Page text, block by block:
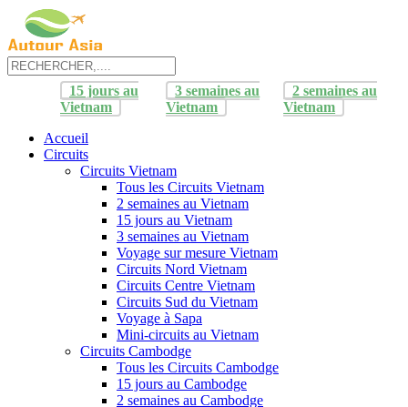
15 jours au
Vietnam
3 semaines au
Vietnam
2 semaines au
Vietnam
Accueil
Circuits
Circuits Vietnam
Tous les Circuits Vietnam
2 semaines au Vietnam
15 jours au Vietnam
3 semaines au Vietnam
Voyage sur mesure Vietnam
Circuits Nord Vietnam
Circuits Centre Vietnam
Circuits Sud du Vietnam
Voyage à Sapa
Mini-circuits au Vietnam
Circuits Cambodge
Tous les Circuits Cambodge
15 jours au Cambodge
2 semaines au Cambodge